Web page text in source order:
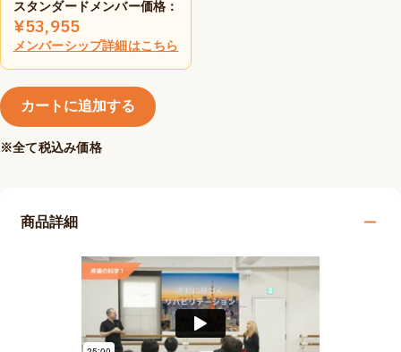
スタンダードメンバー価格：
¥53,955
メンバーシップ詳細はこちら
カートに追加する
※全て税込み価格
商品詳細